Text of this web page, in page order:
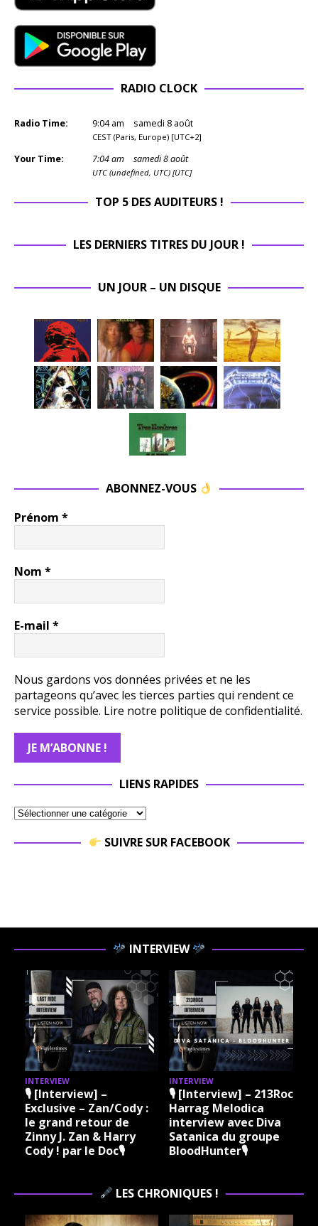
RADIO CLOCK
Radio Time: 9:04 am samedi 8 août
CEST (Paris, Europe) [UTC+2]
Your Time: 7:04am samedi 8 août
UTC (undefined, UTC) [UTC]
TOP 5 DES AUDITEURS !
LES DERNIERS TITRES DU JOUR !
UN JOUR – UN DISQUE
ABONNEZ-VOUS
Prénom *
Nom *
E-mail *
Nous gardons vos données privées et ne les
partageons qu’avec les tierces parties qui rendent ce
service possible. Lire notre politique de confidentialité.
LIENS RAPIDES
SUIVRE SUR FACEBOOK
INTERVIEW
INTERVIEW
🎙 [Interview] – 213Rock
Harrag Melodica &
Madama Rock – Sylvie
Grare 20 07 2026
Vinylestimes Classic
INTERVIEW
🎙 [Interview] – 213Rock
Harrag Melodica Live
interview avec Hannes
Braun du groupe Kissin
Dynamite 🎙
LES CHRONIQUES !